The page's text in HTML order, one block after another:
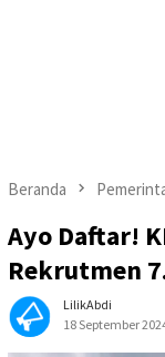
Beranda
Ayo Daftar!
Rekrutmen
LilikAbdi
18 September